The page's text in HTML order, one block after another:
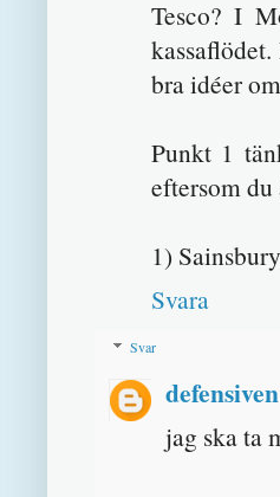
Tesco? I
bra idéer
Punkt 1
eftersom
1)
Svara
Svar
defensiven
jag ska ta